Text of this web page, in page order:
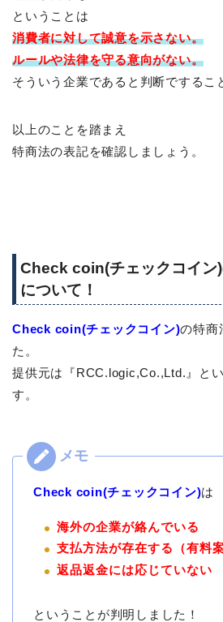
ということは
消費者に対して誠意を示さない。
ルールや法律を守る意向がない。
そういう企業であると判断でするこ
以上のことを踏まえ
特商法の表記を確認しましょう。
Check coin(チェックコイン
について！
Check coin(チェックコイン)の特商
た。
提供元は『RCC.logic,Co.,Ltd.』と
す。
Check coin(チェックコイン)は
海外の企業が絡んでいる
支払方法が存在する（有料
返品返金には応じていない
ということが判明しました！